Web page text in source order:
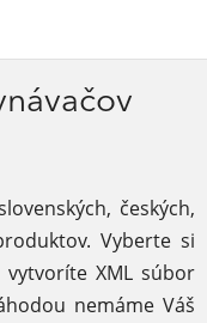
českých,
Vyberte si
XML súbor
nemáme Váš